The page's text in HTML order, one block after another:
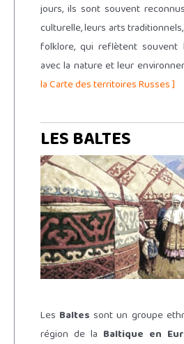
jours, ils sont souvent
culturelle, leurs arts
folklore, qui reflètent souvent
avec la nature et leur
la Carte des territoires Russes ]
LES BALTES
Les Baltes sont un groupe
région de la Baltique en